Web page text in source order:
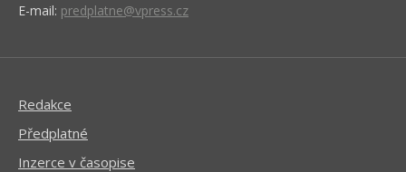
E-mail: predplatne@vpress.cz
Redakce
Předplatné
Inzerce v časopise